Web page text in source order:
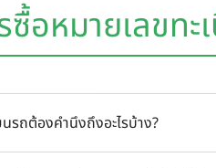
ซื้อหมายเลขทะ
นรถต้องคำนึงถึงอะไรบ้าง?